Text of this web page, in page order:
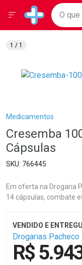
DrogariasBaixe nosso
Ir direto para a
pela
Ir direto para o
Ir direto para a
Ir direto para a
Ir direto para a
Ir direto para o
Faça a sua
O que
Menu
Breadcrumb
Medicamentos
Cresemba
Cápsulas
766445
Em oferta na Drogaria
14 cápsulas, combate
Drogarias Pacheco
R$
1 / 1